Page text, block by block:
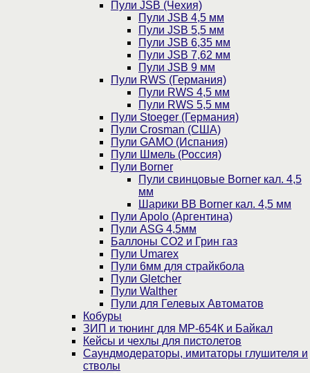
Пули JSB (Чехия)
Пули JSB 4,5 мм
Пули JSB 5,5 мм
Пули JSB 6,35 мм
Пули JSB 7,62 мм
Пули JSB 9 мм
Пули RWS (Германия)
Пули RWS 4,5 мм
Пули RWS 5,5 мм
Пули Stoeger (Германия)
Пули Crosman (США)
Пули GAMO (Испания)
Пули Шмель (Россия)
Пули Borner
Пули свинцовые Borner кал. 4,5
мм
Шарики BB Borner кал. 4,5 мм
Пули Apolo (Аргентина)
Пули ASG 4,5мм
Баллоны CO2 и Грин газ
Пули Umarex
Пули 6мм для страйкбола
Пули Gletcher
Пули Walther
Пули для Гелевых Автоматов
Кобуры
ЗИП и тюнинг для МР-654К и Байкал
Кейсы и чехлы для пистолетов
Саундмодераторы, имитаторы глушителя и
стволы